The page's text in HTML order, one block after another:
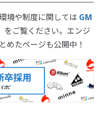
境や制度に関しては GM
をご覧ください。エンジ
めたページも公開中！